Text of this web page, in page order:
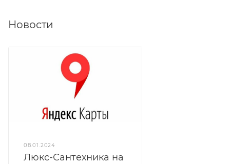
Новости
08.01.2024
Люкс-Сантехника на